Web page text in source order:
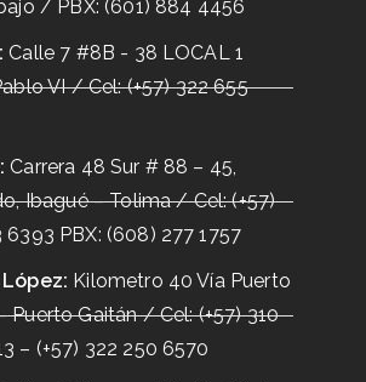
/ PBX: (601) 884 4456
Calle 7 #8B - 38 LOCAL 1
VI / Cel: (+57) 322 655
Carrera 48 Sur # 88 – 45,
Ibagué – Tolima / Cel: (+57)
6393 PBX: (608) 277 1757
Kilometro 40 Vía Puerto
Puerto Gaitán / Cel: (+57) 310
– (+57) 322 250 6570